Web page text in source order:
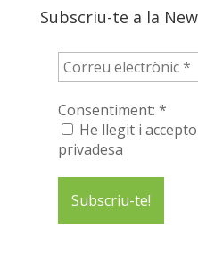
Subscriu-te a la
Consentiment: *
He llegit i
privadesa